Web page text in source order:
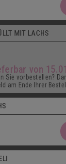
MIT LACHS
von
Sie vorbestellen?
am Ende Ihrer